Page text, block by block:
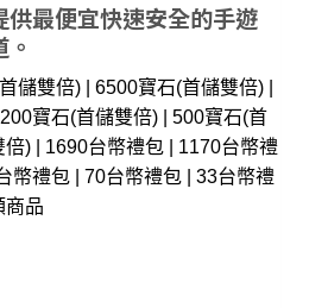
最便宜快速安全的手遊
儲雙倍) | 6500寶石(首儲雙倍) |
寶石(首儲雙倍) | 500寶石(首
) | 1690台幣禮包 | 1170台幣禮
幣禮包 | 70台幣禮包 | 33台幣禮
商品